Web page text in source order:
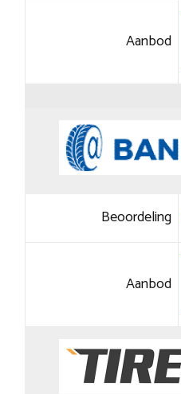
Aanbod
Beoordeling
Aanbod